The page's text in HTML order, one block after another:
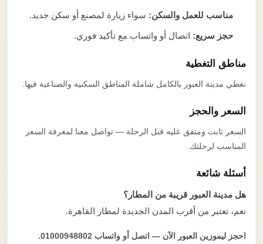
مناسب للعمل والسكن:سواء زيارة لمصنع أو سكن جديد.
حجز سريع:اتصال أو واتساب مع تأكيد فوري.
مناطق التغطية
نغطي مدينة العبور بالكامل شاملة المناطق السكنية والصناعية فيها.
السعر والحجز
السعر ثابت ومتفق عليه قبل الرحلة — تواصل معنا لمعرفة السعر
المناسب لرحلتك.
أسئلة شائعة
هل مدينة العبور قريبة من المطار؟
نعم، تعتبر من أقرب المدن الجديدة لمطار القاهرة.
احجز ليموزين العبور الآن — اتصل أو واتساب 01000948802.